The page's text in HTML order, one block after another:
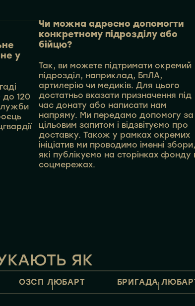
у
до 120
Чи можна адресно допомогти
конкретному підрозділу або
бійцю?
Так, ви можете підтримати окремий
підрозділ, наприклад, БпЛА,
артилерію чи медиків. Для цього
достатньо вказати призначення під
час донату або написати нам
напряму. Ми передамо допомогу за
цільовим запитом і відзвітуємо про
доставку. Також у рамках окремих
ініціатив ми проводимо іменні збори,
які публікуємо на сторінках фонду
соцмережах.
ЯК
ОЗСП ЛЮБАРТ БРИГАДА